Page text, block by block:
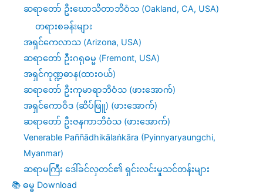
ဆရာတော် ဦးဃောသိတာဘိဝံသ (Oakland, CA, USA)
တရားစခန်းများ
အရှင်ကေလာသ (Arizona, USA)
ဆရာတော် ဦးဂရုဓမ္မ (Fremont, USA)
အရှင်ကုဏ္ဍဓာန(ထားဝယ်)
ဆရာတော် ဦးကုမာရာဘိဝံသ (ဖားအောက်)
အရှင်ကောဝိဒ (ဆိပ်ဖြူ) (ဖားအောက်)
ဆရာတော် ဦးဇနကာဘိဝံသ (ဖားအောက်)
Venerable Paññādhikālaṅkāra (Pyinnyaryaungchi,
Myanmar)
ဆရာမကြီး ဒေါ်ခင်လှတင်၏ ရှင်းလင်းမှုသင်တန်းများ
📚 ဓမ္ဓ Download